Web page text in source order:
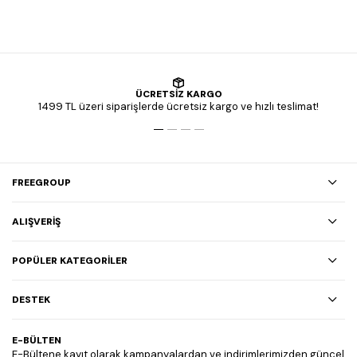
ÜCRETSİZ KARGO
1499 TL üzeri siparişlerde ücretsiz kargo ve hızlı teslimat!
FREEGROUP
ALIŞVERİŞ
POPÜLER KATEGORİLER
DESTEK
E-BÜLTEN
E-Bültene kayıt olarak kampanyalardan ve indirimlerimizden güncel